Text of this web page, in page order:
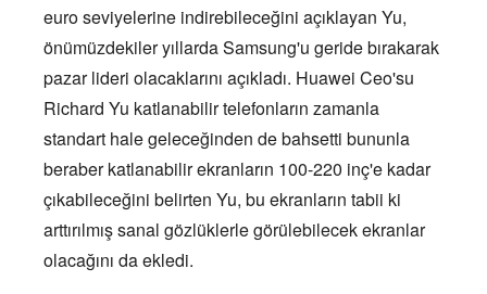
euro seviyelerine indirebileceğini açıklayan Yu,
önümüzdekiler yıllarda Samsung'u geride bırakarak
pazar lideri olacaklarını açıkladı. Huawei Ceo'su
Richard Yu katlanabilir telefonların zamanla
standart hale geleceğinden de bahsetti bununla
beraber katlanabilir ekranların 100-220 inç'e kadar
çıkabileceğini belirten Yu, bu ekranların tabii ki
arttırılmış sanal gözlüklerle görülebilecek ekranlar
olacağını da ekledi.